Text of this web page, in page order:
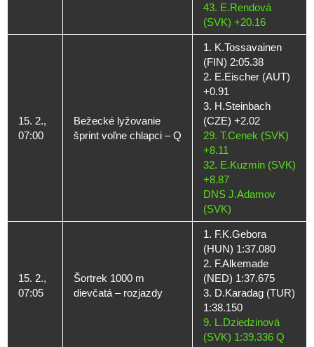
43. E.Rendová
(SVK) +20.16
15. 2.,
07:00
Bežecké lyžovanie
šprint voľne chlapci – Q
1. K.Tossavainen
(FIN) 2:05.38
2. E.Eischer (AUT)
+0.91
3. H.Steinbach
(CZE) +2.02
29. T.Cenek (SVK)
+8.11
32. E.Kuzmin (SVK)
+8.87
DNS J.Adamov
(SVK)
15. 2.,
07:05
Šortrek 1000 m
dievčatá – rozjazdy
1. F.K.Gebora
(HUN) 1:37.080
2. F.Alkemade
(NED) 1:37.675
3. D.Karadag (TUR)
1:38.150
9. L.Dziedzinová
(SVK) 1:39.336 Q